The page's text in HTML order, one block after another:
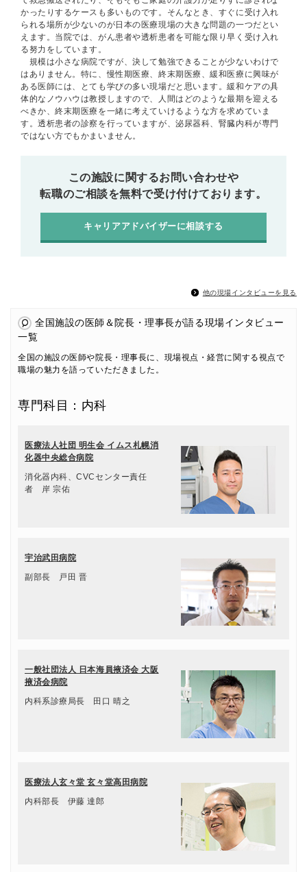
かったりするケースも多いものです。そんなとき、すぐに受け入れ
られる場所が少ないのが日本の医療現場の大きな問題の一つだとい
えます。当院では、がん患者や透析患者を可能な限り早く受け入れ
る努力をしています。
規模は小さな病院ですが、決して勉強できることが少ないわけで
はありません。特に、慢性期医療、終末期医療、緩和医療に興味が
ある医師には、とても学びの多い現場だと思います。緩和ケアの具
体的なノウハウは教授しますので、人間はどのような最期を迎える
べきか、終末期医療を一緒に考えていけるような方を求めていま
す。透析患者の診察を行っていますが、泌尿器科、腎臓内科が専門
ではない方でもかまいません。
この施設に関するお問い合わせや
転職のご相談を無料で受け付けております。
キャリアアドバイザーに相談する
他の現場インタビューを見る
全国施設の医師＆院長・理事長が語る現場インタビュー
一覧
全国の施設の医師や院長・理事長に、現場視点・経営に関する視点で
職場の魅力を語っていただきました。
専門科目：内科
医療法人社団 明生会 イムス札幌消
化器中央総合病院
消化器内科、CVCセンター責任
者 岸 宗佑
宇治武田病院
副部長 戸田 晋
一般社団法人 日本海員掖済会 大阪
掖済会病院
内科系診療局長 田口 晴之
医療法人玄々堂 玄々堂高田病院
内科部長 伊藤 達郎